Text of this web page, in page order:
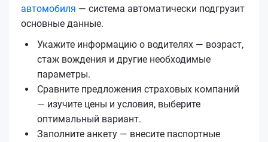
автомобиля — система автоматически подгрузит
основные данные.
Укажите информацию о водителях — возраст,
стаж вождения и другие необходимые
параметры.
Сравните предложения страховых компаний
— изучите цены и условия, выберите
оптимальный вариант.
Заполните анкету — внесите паспортные